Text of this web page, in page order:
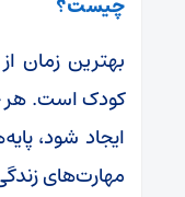
بهترین زمان
کودک است. هر
ایجاد شود،
مهارت‌های